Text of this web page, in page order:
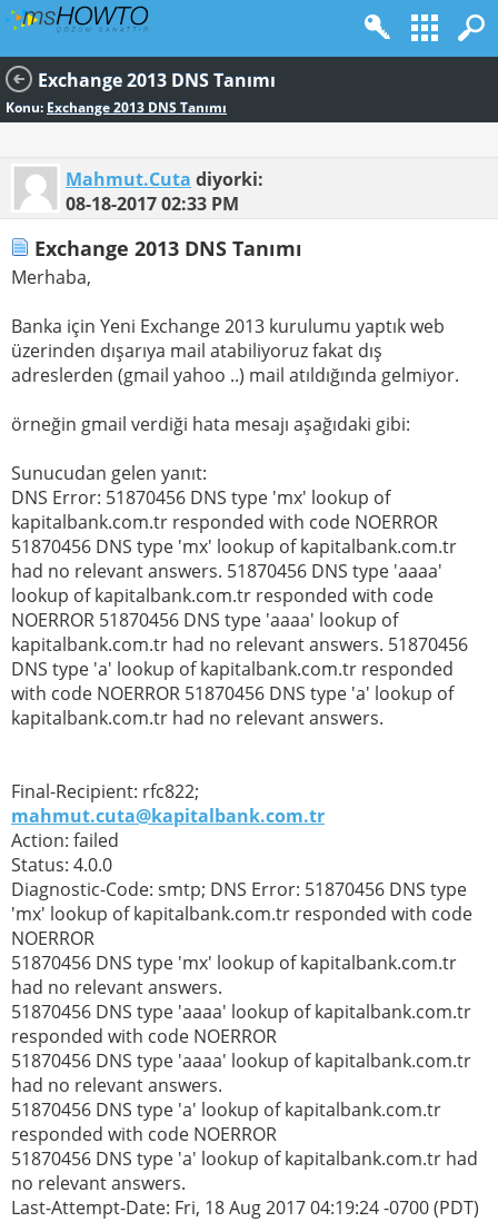
Exchange 2013 DNS Tanımı
Konu: Exchange 2013 DNS Tanımı
Mahmut.Cuta diyorki:
08-18-201702:33 PM
Exchange 2013 DNS Tanımı
Merhaba,
Banka için Yeni Exchange 2013 kurulumu yaptık web
üzerinden dışarıya mail atabiliyoruz fakat dış
adreslerden (gmail yahoo ..) mail atıldığında gelmiyor.
örneğin gmail verdiği hata mesajı aşağıdaki gibi:
Sunucudan gelen yanıt:
DNS Error: 51870456 DNS type 'mx' lookup of
kapitalbank.com.tr responded with code NOERROR
51870456 DNS type 'mx' lookup of kapitalbank.com.tr
had no relevant answers. 51870456 DNS type 'aaaa'
lookup of kapitalbank.com.tr responded with code
NOERROR 51870456 DNS type 'aaaa' lookup of
kapitalbank.com.tr had no relevant answers. 51870456
DNS type 'a' lookup of kapitalbank.com.tr responded
with code NOERROR 51870456 DNS type 'a' lookup of
kapitalbank.com.tr had no relevant answers.
Final-Recipient: rfc822;
mahmut.cuta@kapitalbank.com.tr
Action: failed
Status: 4.0.0
Diagnostic-Code: smtp; DNS Error: 51870456 DNS type
'mx' lookup of kapitalbank.com.tr responded with code
NOERROR
51870456 DNS type 'mx' lookup of kapitalbank.com.tr
had no relevant answers.
51870456 DNS type 'aaaa' lookup of kapitalbank.com.tr
responded with code NOERROR
51870456 DNS type 'aaaa' lookup of kapitalbank.com.tr
had no relevant answers.
51870456 DNS type 'a' lookup of kapitalbank.com.tr
responded with code NOERROR
51870456 DNS type 'a' lookup of kapitalbank.com.tr had
no relevant answers.
Last-Attempt-Date: Fri, 18 Aug 2017 04:19:24 -0700 (PDT)